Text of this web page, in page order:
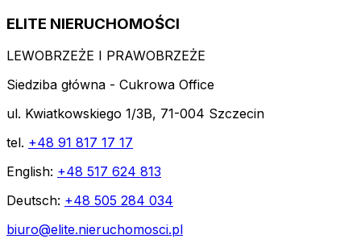
ELITE NIERUCHOMOŚCI
LEWOBRZEŻE I PRAWOBRZEŻE
Siedziba główna - Cukrowa Office
ul. Kwiatkowskiego 1/3B, 71-004 Szczecin
tel. +48 91 817 17 17
English: +48 517 624 813
Deutsch: +48 505 284 034
biuro@elite.nieruchomosci.pl